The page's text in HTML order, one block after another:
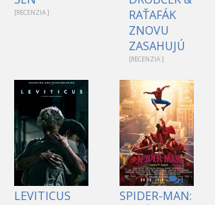
[RECENZIA ]
RAŤAFÁK
ZNOVU
ZASAHUJÚ
[RECENZIA ]
LEVITICUS
1
SPIDER-MAN: